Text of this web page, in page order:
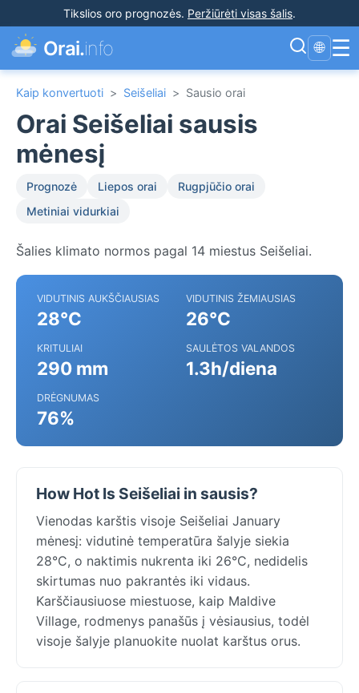
Tikslios oro prognozės. Peržiūrėti visas šalis.
Orai.info 🌐 ☰
Kaip konvertuoti > Seišeliai > Sausio orai
Orai Seišeliai sausis
mėnesį
Prognozė Liepos orai
Rugpjūčio orai
Metiniai vidurkiai
Šalies klimato normos pagal 14 miestus Seišeliai.
VIDUTINIS AUKŠČIAUSIAS
28°C
VIDUTINIS ŽEMIAUSIAS
26°C
KRITULIAI
290 mm
SAULĖTOS VALANDOS
1.3h/diena
DRĖGNUMAS
76%
How Hot Is Seišeliai in sausis?
Vienodas karštis visoje Seišeliai January
mėnesį: vidutinė temperatūra šalyje siekia
28°C, o naktimis nukrenta iki 26°C, nedidelis
skirtumas nuo pakrantės iki vidaus.
Karščiausiuose miestuose, kaip Maldive
Village, rodmenys panašūs į vėsiausius, todėl
visoje šalyje planuokite nuolat karštus orus.